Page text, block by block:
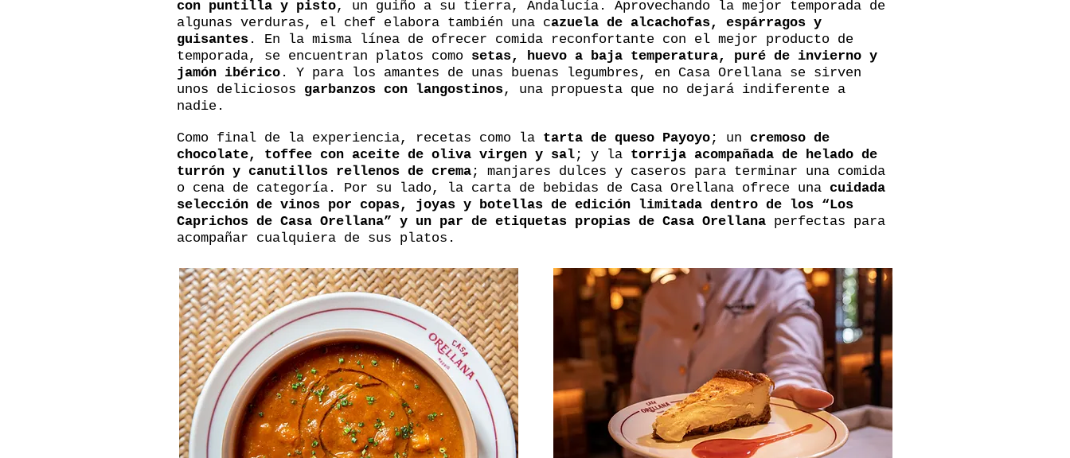
con puntilla y pisto, un guiño a su tierra, Andalucía. Aprovechando la mejor temporada de
algunas verduras, el chef elabora también una cazuela de alcachofas, espárragos y
guisantes . En la misma línea de ofrecer comida reconfortante con el mejor producto de
temporada, se encuentran platos como setas, huevo a baja temperatura, puré de invierno y
jamón ibérico . Y para los amantes de unas buenas legumbres, en Casa Orellana se sirven
unos deliciosos garbanzos con langostinos, una propuesta que no dejará indiferente a
nadie.
Como final de la experiencia, recetas como la tarta de queso Payoyo; un cremoso de
chocolate, toffee con aceite de oliva virgen y sal; y la torrija acompañada de helado de
turrón y canutillos rellenos de crema; manjares dulces y caseros para terminar una comida
o cena de categoría. Por su lado, la carta de bebidas de Casa Orellana ofrece una cuidada
selección de vinos por copas, joyas y botellas de edición limitada dentro de los “Los
Caprichos de Casa Orellana” y un par de etiquetas propias de Casa Orellana perfectas para
acompañar cualquiera de sus platos.